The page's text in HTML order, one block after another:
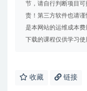
节，请自行判断项目
责！第三方软件也请
是本网站的运维成本费
下载的课程仅供学习使
收藏 链接